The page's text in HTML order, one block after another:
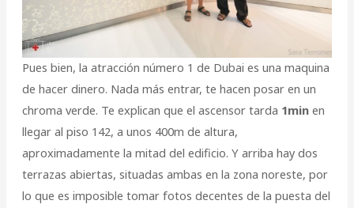
Pues bien, la atracción número 1 de Dubai es una maquina
de hacer dinero. Nada más entrar, te hacen posar en un
chroma verde. Te explican que el ascensor tarda 1minen
llegar al piso 142, a unos 400m de altura,
aproximadamente la mitad del edificio. Y arriba hay dos
terrazas abiertas, situadas ambas en la zona noreste, por
lo que es imposible tomar fotos decentes de la puesta del